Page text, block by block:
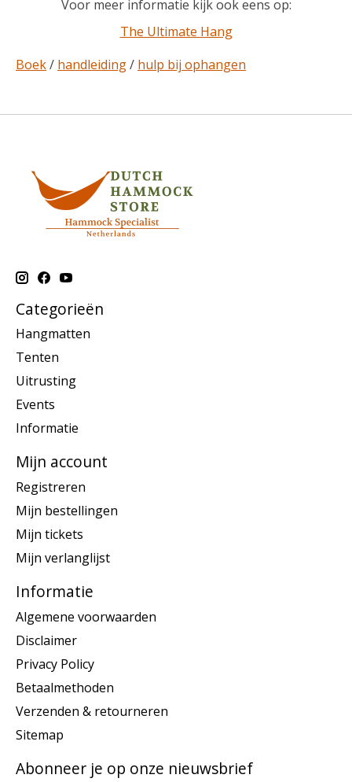
Voor meer informatie kijk ook eens op:
The Ultimate Hang
Boek/ handleiding/ hulp bij ophangen
Categorieën
Hangmatten
Tenten
Uitrusting
Events
Informatie
Mijn account
Registreren
Mijn bestellingen
Mijn tickets
Mijn verlanglijst
Informatie
Algemene voorwaarden
Disclaimer
Privacy Policy
Betaalmethoden
Verzenden & retourneren
Sitemap
Abonneer je op onze nieuwsbrief